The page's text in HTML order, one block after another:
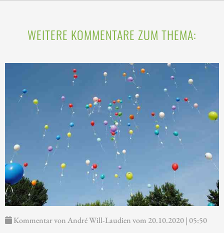
WEITERE KOMMENTARE ZUM THEMA:
Kommentar von André Will-Laudien vom 20.10.2020 | 05:50